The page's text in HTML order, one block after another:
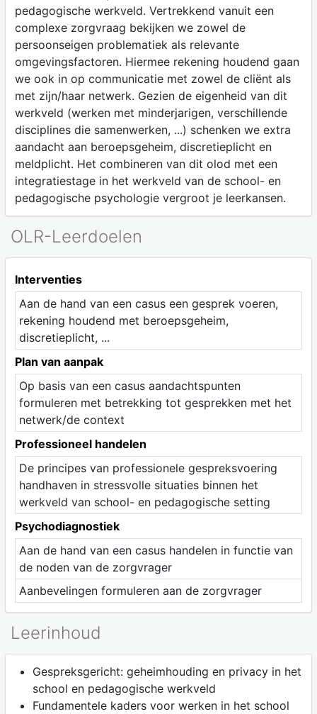
pedagogische werkveld. Vertrekkend vanuit een
complexe zorgvraag bekijken we zowel de
persoonseigen problematiek als relevante
omgevingsfactoren. Hiermee rekening houdend gaan
we ook in op communicatie met zowel de cliënt als
met zijn/haar netwerk. Gezien de eigenheid van dit
werkveld (werken met minderjarigen, verschillende
disciplines die samenwerken, ...) schenken we extra
aandacht aan beroepsgeheim, discretieplicht en
meldplicht. Het combineren van dit olod met een
integratiestage in het werkveld van de school- en
pedagogische psychologie vergroot je leerkansen.
OLR-Leerdoelen
Interventies
Aan de hand van een casus een gesprek voeren,
rekening houdend met beroepsgeheim,
discretieplicht, ...
Plan van aanpak
Op basis van een casus aandachtspunten
formuleren met betrekking tot gesprekken met het
netwerk/de context
Professioneel handelen
De principes van professionele gespreksvoering
handhaven in stressvolle situaties binnen het
werkveld van school- en pedagogische setting
Psychodiagnostiek
Aan de hand van een casus handelen in functie van
de noden van de zorgvrager
Aanbevelingen formuleren aan de zorgvrager
Leerinhoud
Gespreksgericht: geheimhouding en privacy in het
school en pedagogische werkveld
Fundamentele kaders voor werken in het school